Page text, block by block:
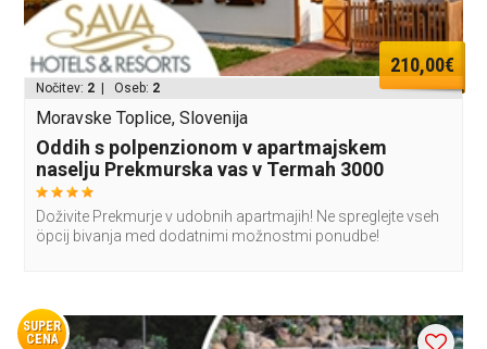
210,00€
Nočitev: 2 | Oseb: 2
Moravske Toplice, Slovenija
Oddih s polpenzionom v apartmajskem
naselju Prekmurska vas v Termah 3000
Doživite Prekmurje v udobnih apartmajih! Ne spreglejte vseh
öpcij bivanja med dodatnimi možnostmi ponudbe!
SUPER
CENA